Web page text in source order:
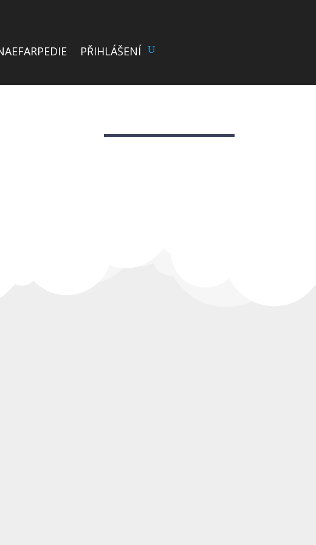
PŘIHLÁŠENÍ